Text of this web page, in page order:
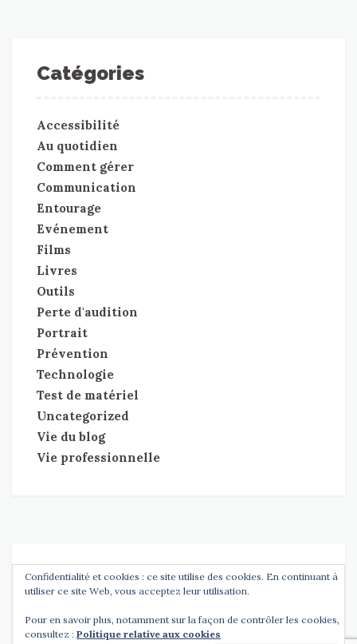
Catégories
Accessibilité
Au quotidien
Comment gérer
Communication
Entourage
Evénement
Films
Livres
Outils
Perte d'audition
Portrait
Prévention
Technologie
Test de matériel
Uncategorized
Vie du blog
Vie professionnelle
CopyrightEntendre l'Essentiel • tdMinimal Theme bytdThemes
Confidentialité et cookies : ce site utilise des cookies. En continuant à
utiliser ce site Web, vous acceptez leur utilisation.
Pour en savoir plus, notamment sur la façon de contrôler les cookies,
consultez : Politique relative aux cookies